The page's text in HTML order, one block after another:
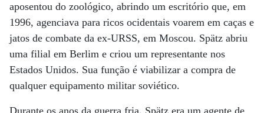
aposentou do zoológico, abrindo um escritório que, em
1996, agenciava para ricos ocidentais voarem em caças e
jatos de combate da ex-URSS, em Moscou. Spätz abriu
uma filial em Berlim e criou um representante nos
Estados Unidos. Sua função é viabilizar a compra de
qualquer equipamento militar soviético.
Durante os anos da guerra fria, Spätz era um agente de